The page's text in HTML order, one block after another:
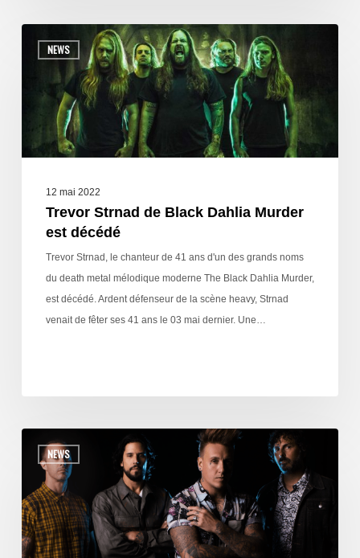
NEWS
12 mai 2022
Trevor Strnad de Black Dahlia Murder
est décédé
Trevor Strnad, le chanteur de 41 ans d'un des grands noms
du death metal mélodique moderne The Black Dahlia Murder,
est décédé. Ardent défenseur de la scène heavy, Strnad
venait de fêter ses 41 ans le 03 mai dernier. Une…
NEWS